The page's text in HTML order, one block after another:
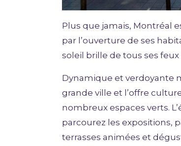
Plus que jamais, Montréal
par l’ouverture de ses
soleil brille de tous ses
Dynamique et verdoyante
grande ville et l’offre
nombreux espaces verts.
parcourez les expositions,
terrasses animées et